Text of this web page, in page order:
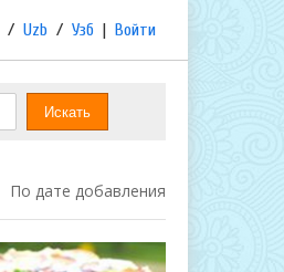
/ Uzb / Узб | Войти
По дате добавления